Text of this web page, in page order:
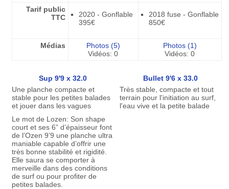
Tarif public
TTC
2020 - Gonflable
395€
2018 fuse - Gonflable
850€
Médias
Photos (5)
Vidéos: 0
Photos (1)
Vidéos: 0
Sup 9'9 x 32.0
Bullet 9'6 x 33.0
Une planche compacte et
stable pour les petites balades
et jouer dans les vagues
Le mot de Lozen: Son shape
court et ses 6” d’épaisseur font
de l’Ozen 9’9 une planche ultra
maniable capable d’offrir une
très bonne stabilité et rigidité.
Elle saura se comporter à
merveille dans des conditions
de surf ou pour profiter de
petites balades.
Très stable, compacte et tout
terrain pour l'initiation au surf,
l'eau vive et la petite balade